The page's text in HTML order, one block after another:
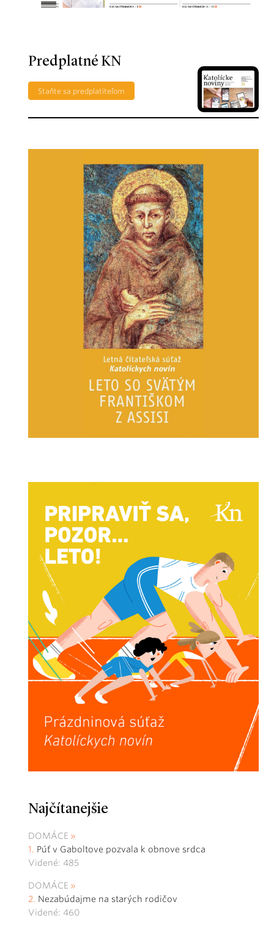
Predplatné KN
Staňte sa predplatiteľom
Najčítanejšie
DOMÁCE
Púť v Gaboltove pozvala k obnove srdca
Videné: 485
DOMÁCE
Nezabúdajme na starých rodičov
Videné: 460